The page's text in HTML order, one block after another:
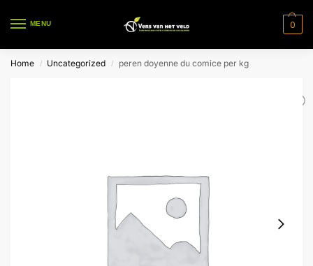
MENU 0
Home / Uncategorized / peren doyenne du comice per kg